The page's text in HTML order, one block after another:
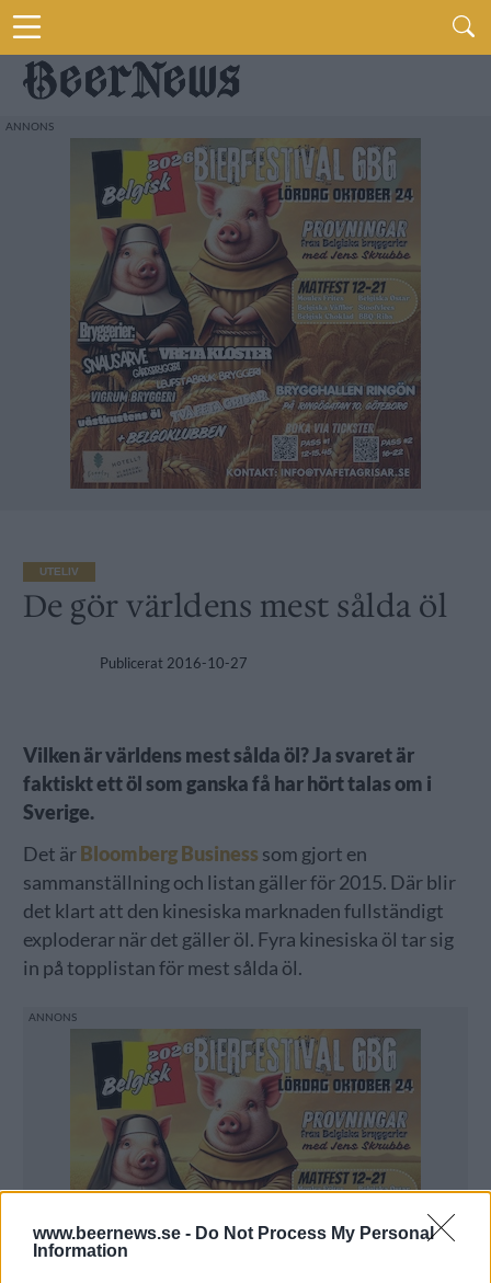
www.beernews.se - Do Not Process My Personal
Information
UTELIV
De gör världens mest sålda öl
Publicerat 2016-10-27
Vilken är världens mest sålda öl? Ja svaret är
faktiskt ett öl som ganska få har hört talas om i
Sverige.
Det är Bloomberg Business som gjort en
sammanställning och listan gäller för 2015. Där blir
det klart att den kinesiska marknaden fullständigt
exploderar när det gäller öl. Fyra kinesiska öl tar sig
in på topplistan för mest sålda öl.